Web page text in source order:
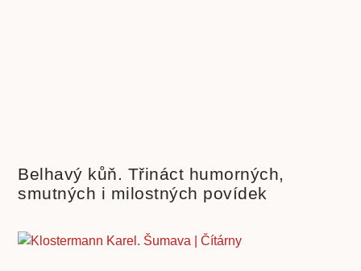
Belhavý kůň. Třináct humorných,
smutných i milostných povídek